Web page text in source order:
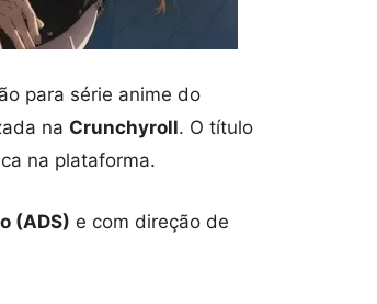
para série anime do
na Crunchyroll. O título
na plataforma.
(ADS) e com direção de